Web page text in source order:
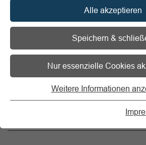
Alle akzeptieren
Speichern &
Nur essenzielle Cookies
Weitere Informationen
Grundlagen